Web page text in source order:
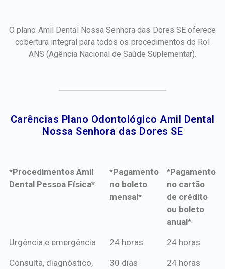
O plano Amil Dental Nossa Senhora das Dores SE oferece
cobertura integral para todos os procedimentos do Rol
ANS(Agência Nacional de Saúde Suplementar).
Carências Plano Odontológico Amil Dental
Nossa Senhora das Dores SE​
*Procedimentos Amil
Dental Pessoa Física*
*Pagamento
no boleto
mensal*
*Pagamento
no cartão
de crédito
ou boleto
anual*
*Procedimentos Amil
*Pagamento
mensal*
*Pagamento
de crédito
Urgência e emergência 24 horas 24 horas
Consulta, diagnóstico,
30 dias 24 horas